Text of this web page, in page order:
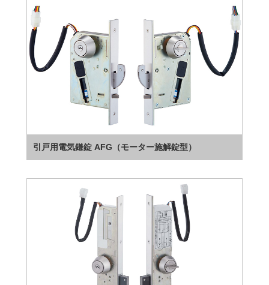
引戸用電気鎌錠 AFG（モーター施解錠型）